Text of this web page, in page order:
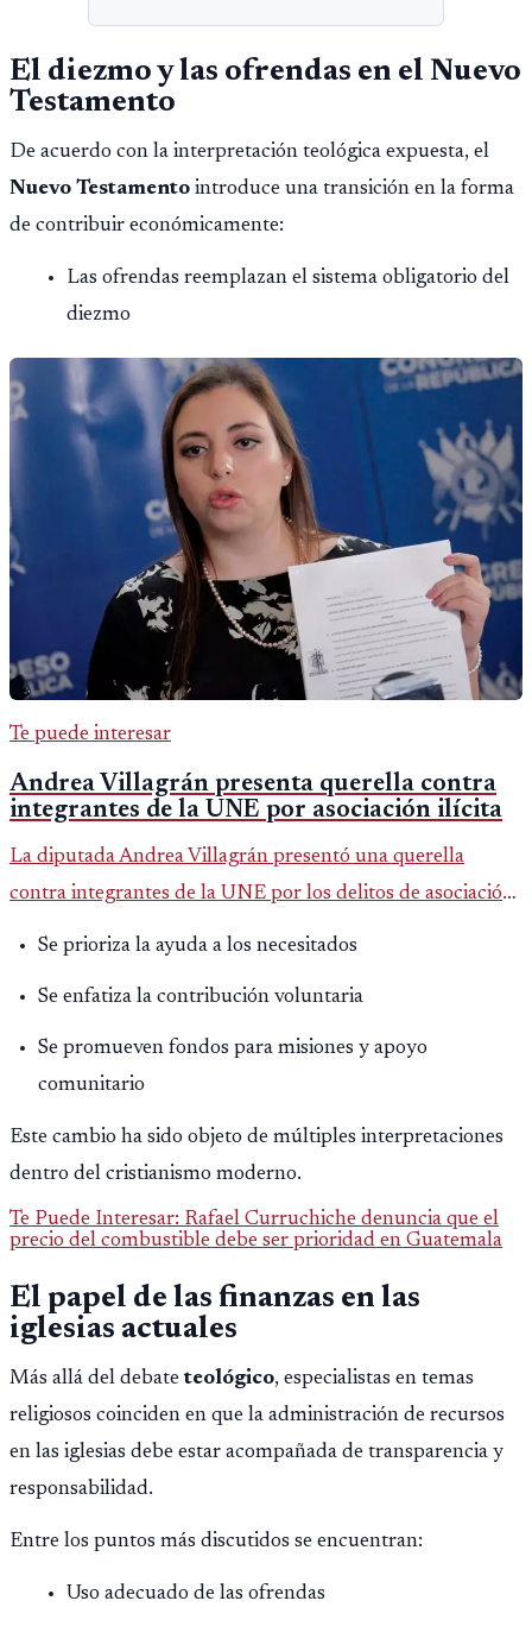
El diezmo y las ofrendas en el Nuevo
Testamento
De acuerdo con la interpretación teológica expuesta, el
Nuevo Testamento introduce una transición en la forma
de contribuir económicamente:
Las ofrendas reemplazan el sistema obligatorio del
diezmo
Te puede interesar
Andrea Villagrán presenta querella contra
integrantes de la UNE por asociación ilícita
La diputada Andrea Villagrán presentó una querella
contra integrantes de la UNE por los delitos de asociación
ilícita, terrorismo y sedición.
Se prioriza la ayuda a los necesitados
Se enfatiza la contribución voluntaria
Se promueven fondos para misiones y apoyo
comunitario
Este cambio ha sido objeto de múltiples interpretaciones
dentro del cristianismo moderno.
Te Puede Interesar: Rafael Curruchiche denuncia que el
precio del combustible debe ser prioridad en Guatemala
El papel de las finanzas en las
iglesias actuales
Más allá del debateteológico, especialistas en temas
religiosos coinciden en que la administración de recursos
en las iglesias debe estar acompañada de transparencia y
responsabilidad.
Entre los puntos más discutidos se encuentran:
Uso adecuado de las ofrendas